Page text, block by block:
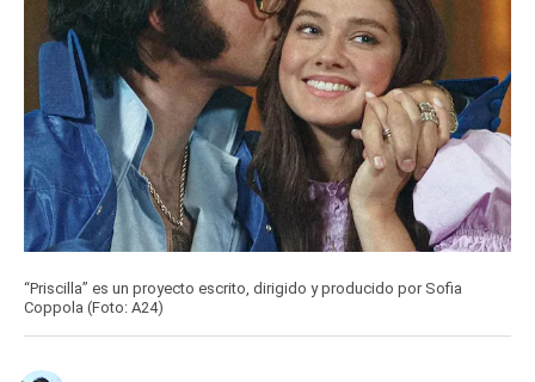
“Priscilla” es un proyecto escrito, dirigido y producido por Sofia
Coppola (Foto: A24)